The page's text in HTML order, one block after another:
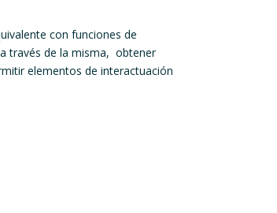
con funciones de
través de la misma, obtener
elementos de interactuación